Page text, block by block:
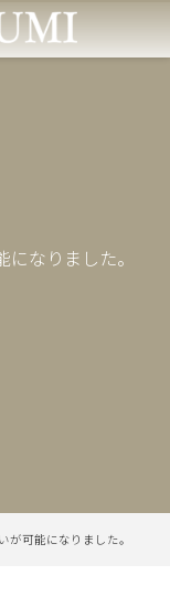
なりました。
が可能になりました。